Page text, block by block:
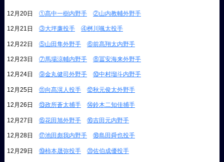
12月20日 ①髙中一樹内野手 ②山内教輔外野手
12月21日 ③大坪廉投手 ④桝川颯太投手
12月22日 ⑤山田隼外野手 ⑥前髙翔太内野手
12月23日 ⑦馬場涼輔内野手 ⑧冨安海来外野手
12月24日 ⑨金丸健司外野手 ⑩中村瑠斗内野手
12月25日 ⑪向髙滉人投手 ⑫秋元俊太外野手
12月26日 ⑬政所蒼太捕手 ⑭鈴木二知佳捕手
12月27日 ⑮花田旭外野手 ⑯吉田元内野手
12月28日 ⑰池田彪我内野手 ⑱島田舜也投手
12月29日 ⑲柿本晟弥投手 ⑳佐伯成優投手